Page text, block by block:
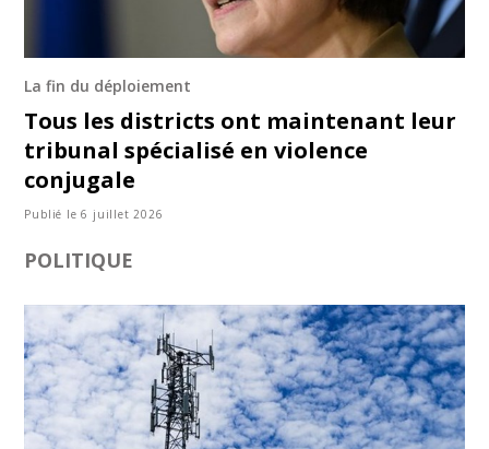
La fin du déploiement
Tous les districts ont maintenant leur
tribunal spécialisé en violence
conjugale
Publié le 6 juillet 2026
POLITIQUE